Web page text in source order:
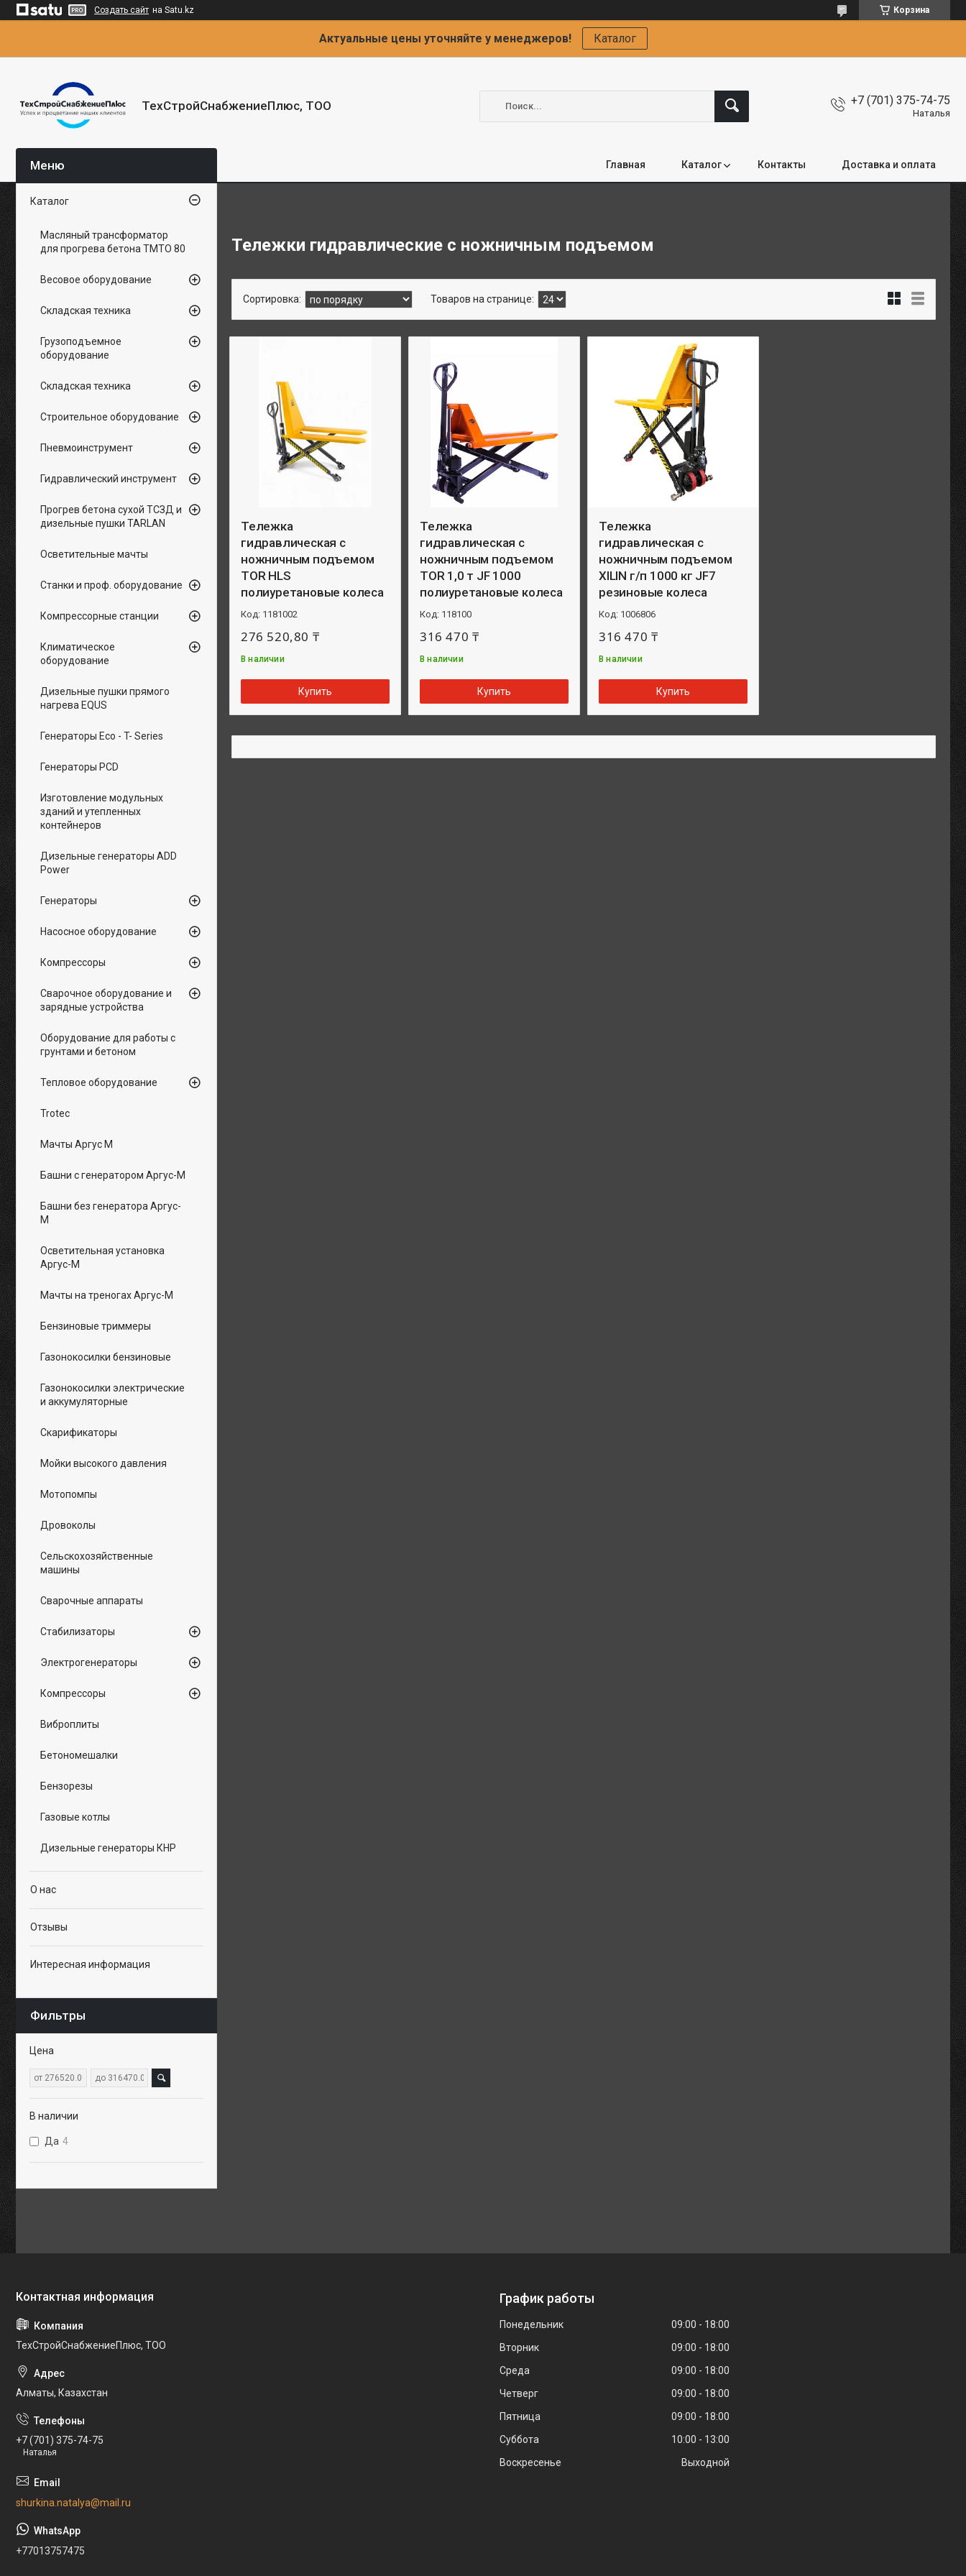
Создать сайт на Satu.kz Корзина
Актуальные цены уточняйте у менеджеров! Каталог
ТехСтройСнабжениеПлюс, ТОО +7 (701) 375-74-75
Наталья
Главная Каталог Контакты Доставка и оплата
Тележки гидравлические с ножничным подъемом
Тележка
гидравлическая с
ножничным подъемом
TOR HLS
полиуретановые колеса
1181002
276 520,80 ₸
В наличии
Купить
Тележка
гидравлическая с
ножничным подъемом
TOR 1,0 т JF 1000
полиуретановые колеса
118100
316 470 ₸
В наличии
Купить
Тележка
гидравлическая с
ножничным подъемом
XILIN г/п 1000 кг JF7
резиновые колеса
1006806
316 470 ₸
В наличии
Купить
Каталог
Масляный трансформатор
для прогрева бетона ТМТО 80
Весовое оборудование
Складская техника
Грузоподъемное
оборудование
Складская техника
Строительное оборудование
Пневмоинструмент
Гидравлический инструмент
Прогрев бетона сухой ТСЗД и
дизельные пушки TARLAN
Осветительные мачты
Станки и проф. оборудование
Компрессорные станции
Климатическое
оборудование
Дизельные пушки прямого
нагрева EQUS
Генераторы Eco - T- Series
Генераторы PCD
Изготовление модульных
зданий и утепленных
контейнеров
Дизельные генераторы ADD
Power
Генераторы
Насосное оборудование
Компрессоры
Сварочное оборудование и
зарядные устройства
Оборудование для работы с
грунтами и бетоном
Тепловое оборудование
Trotec
Мачты Аргус М
Башни с генератором Аргус-М
Башни без генератора Аргус-
М
Осветительная установка
Аргус-М
Мачты на треногах Аргус-М
Бензиновые триммеры
Газонокосилки бензиновые
Газонокосилки электрические
и аккумуляторные
Скарификаторы
Мойки высокого давления
Мотопомпы
Дровоколы
Сельскохозяйственные
машины
Сварочные аппараты
Стабилизаторы
Электрогенераторы
Компрессоры
Виброплиты
Бетономешалки
Бензорезы
Газовые котлы
Дизельные генераторы КНР
О нас
Отзывы
Интересная информация
Фильтры
Цена
В наличии
Да 4
ТехСтройСнабжениеПлюс, ТОО
Алматы, Казахстан
+7 (701) 375-74-75
Наталья
shurkina.natalya@mail.ru
+77013757475
График работы
Понедельник 09:00
18:00
Вторник
09:00
18:00
Среда
09:00
18:00
Четверг
09:00
18:00
Пятница
09:00
18:00
Суббота
10:00
13:00
Воскресенье
Выходной